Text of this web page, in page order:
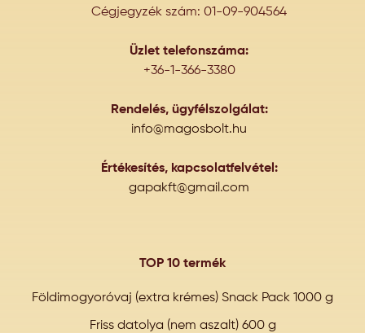
Cégjegyzék szám: 01-09-904564
Üzlet telefonszáma:
+36-1-366-3380
Rendelés, ügyfélszolgálat:
info@magosbolt.hu
Értékesítés, kapcsolatfelvétel:
gapakft@gmail.com
TOP 10 termék
Földimogyoróvaj (extra krémes) Snack Pack 1000 g
Friss datolya (nem aszalt) 600 g